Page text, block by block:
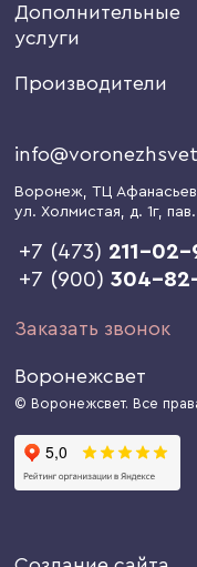
Дополнительные
услуги
Производители
Воронеж, ТЦ
ул. Холмистая, д. 1г,
+7 (473) 211-02-
+7 (900)304-
Заказать звонок
Воронежсвет
© Воронежсвет. Все